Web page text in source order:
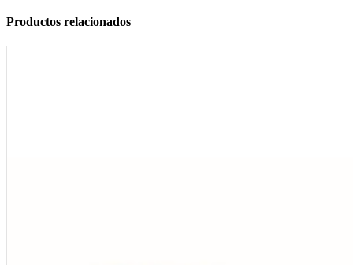
Productos relacionados